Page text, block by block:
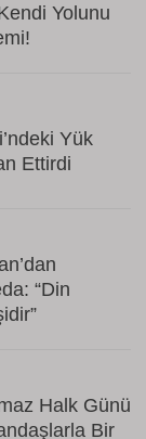
Yolunu
Yük
Ettirdi
“Din
Halk Günü
Bir